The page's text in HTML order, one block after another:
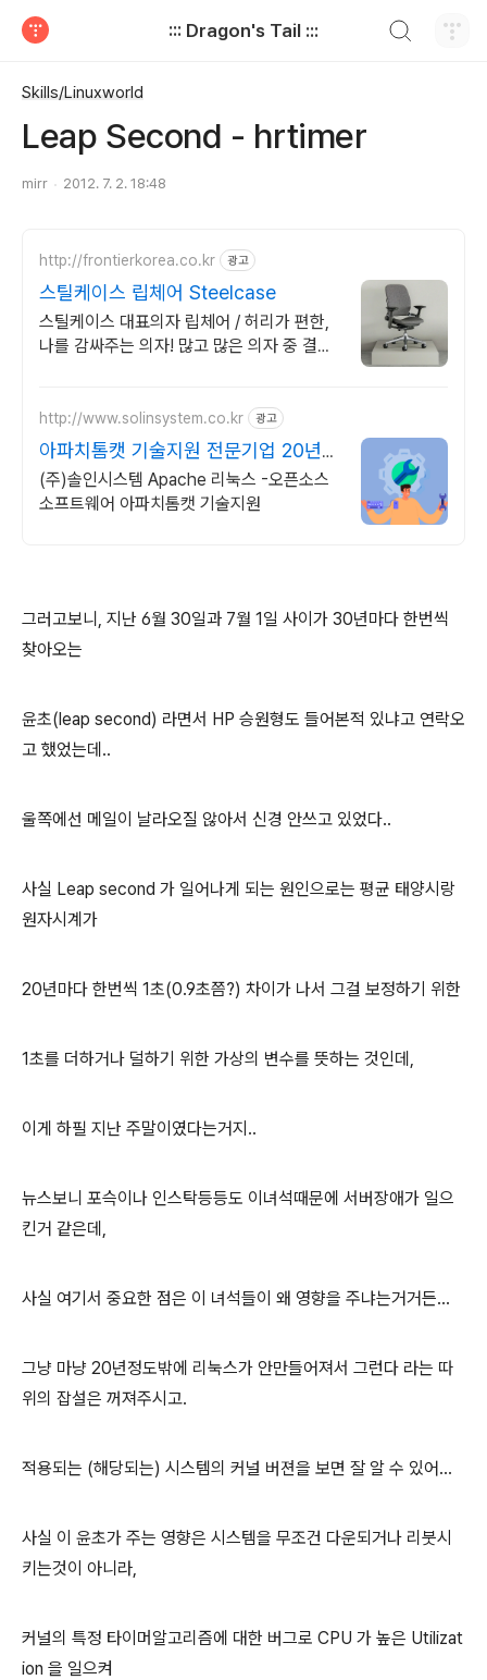
::: Dragon's Tail :::
Skills/Linuxworld
Leap Second - hrtimer
mirr 2012. 7. 2. 18:48
http://frontierkorea.co.kr 광고
스틸케이스 립체어 Steelcase
스틸케이스 대표의자 립체어 / 허리가 편한,
나를 감싸주는 의자! 많고 많은 의자 중 결국
http://www.solinsystem.co.kr 광고
아파치톰캣 기술지원 전문기업 20년이
상 기술지원 노하우
(주)솔인시스템 Apache 리눅스 -오픈소스
소프트웨어 아파치톰캣 기술지원
그러고보니, 지난 6월 30일과 7월 1일 사이가 30년마다 한번씩
찾아오는
윤초(leap second) 라면서 HP 승원형도 들어본적 있냐고 연락오
고 했었는데..
울쪽에선 메일이 날라오질 않아서 신경 안쓰고 있었다..
사실 Leap second 가 일어나게 되는 원인으로는 평균 태양시랑
원자시계가
20년마다 한번씩 1초(0.9초쯤?) 차이가 나서 그걸 보정하기 위한
1초를 더하거나 덜하기 위한 가상의 변수를 뜻하는 것인데,
이게 하필 지난 주말이였다는거지..
뉴스보니 포슥이나 인스탁등등도 이녀석때문에 서버장애가 일으
킨거 같은데,
사실 여기서 중요한 점은 이 녀석들이 왜 영향을 주냐는거거든...
그냥 마냥 20년정도밖에 리눅스가 안만들어져서 그런다 라는 따
위의 잡설은 꺼져주시고.
적용되는 (해당되는) 시스템의 커널 버젼을 보면 잘 알 수 있어...
사실 이 윤초가 주는 영향은 시스템을 무조건 다운되거나 리붓시
키는것이 아니라,
커널의 특정 타이머알고리즘에 대한 버그로 CPU 가 높은 Utilizat
ion 을 일으켜